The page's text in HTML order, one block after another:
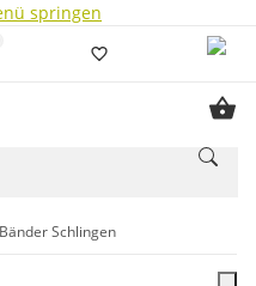
springen
ist leer
Bänder Schlingen